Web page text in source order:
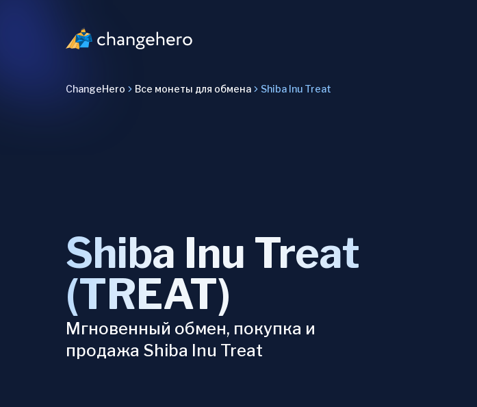
ChangeHero Все монеты для обмена Shiba Inu Treat
Shiba Inu Treat
(TREAT)
Мгновенный обмен, покупка и
продажа Shiba Inu Treat